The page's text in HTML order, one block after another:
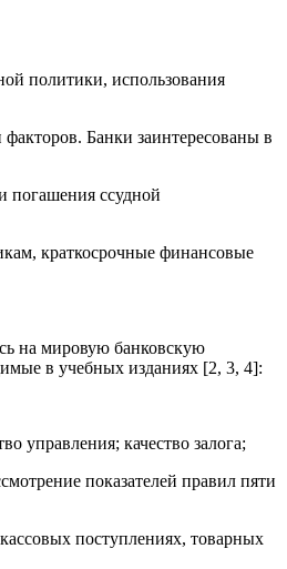
политики, использования
Банки заинтересованы в
погашения ссудной
краткосрочные финансовые
на мировую банковскую
в учебных изданиях [2, 3, 4]:
управления; качество залога;
показателей правил пяти
поступлениях, товарных